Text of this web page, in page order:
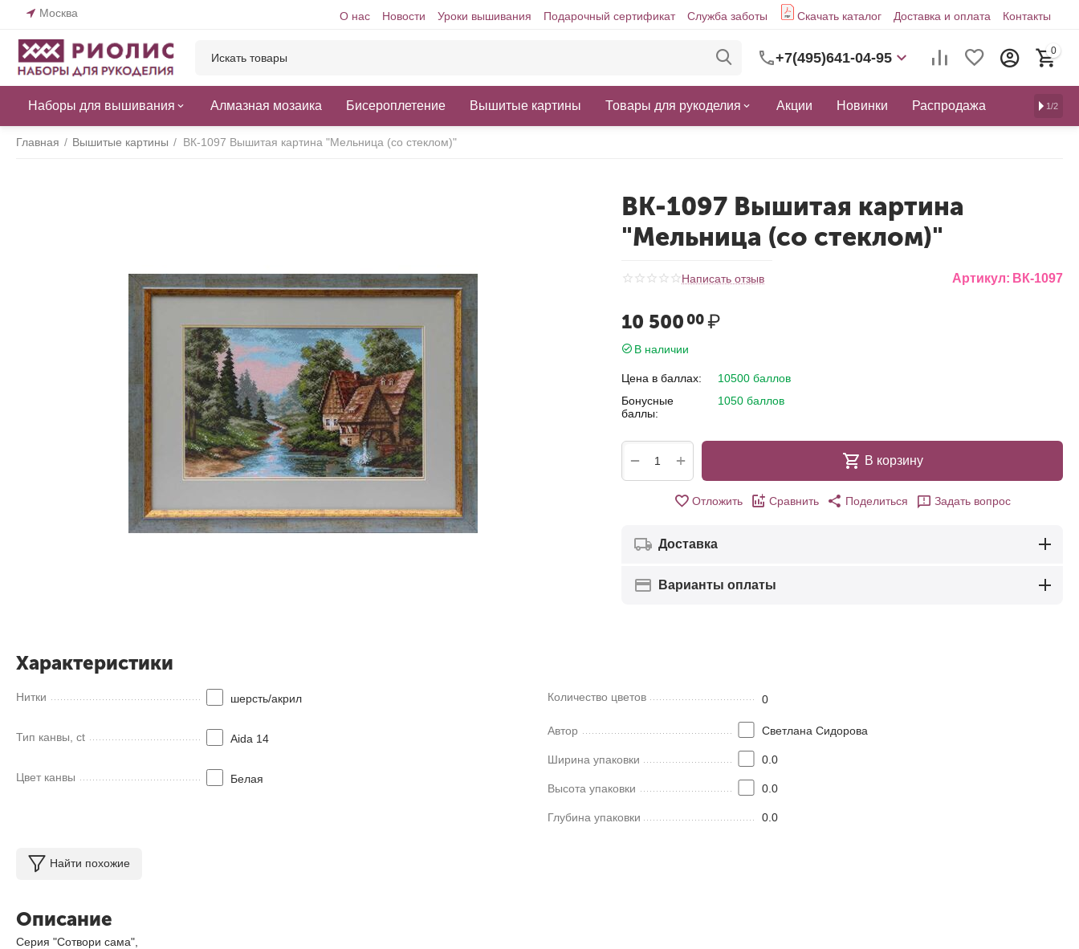
Москва О нас Новости Уроки вышивания Подарочный сертификат Служба заботы Скачать каталог Доставка и оплата Контакты
+7(495)641-04-95 0
Наборы для вышивания Алмазная мозаика Бисероплетение Вышитые картины Товары для рукоделия Акции Новинки Распродажа 1/2
Главная / Вышитые картины / ВК-1097 Вышитая картина "Мельница (со стеклом)"
ВК-1097 Вышитая картина
"Мельница (со стеклом)"
Написать отзыв Артикул: ВК-1097
10 500 00₽
В наличии
Цена в баллах:
10500 баллов
Бонусные
баллы:
1050 баллов
+
− В корзину
Отложить Сравнить Поделиться Задать вопрос
Доставка
Варианты оплаты
Характеристики
Нитки шерсть/акрил
Тип канвы, ct Aida 14
Цвет канвы Белая
Количество цветов 0
Автор Светлана Сидорова
Ширина упаковки 0.0
Высота упаковки 0.0
Глубина упаковки 0.0
Найти похожие
Описание
Серия "Сотвори сама",